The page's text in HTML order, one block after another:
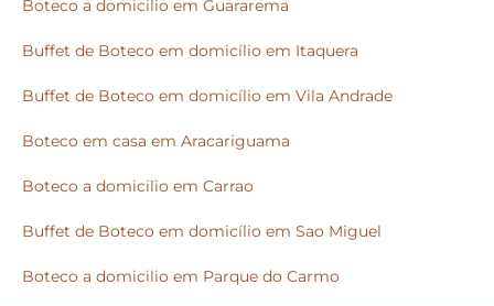
Boteco a domicilio em Guararema
Buffet de Boteco em domicílio em Itaquera
Buffet de Boteco em domicílio em Vila Andrade
Boteco em casa em Aracariguama
Boteco a domicilio em Carrao
Buffet de Boteco em domicílio em Sao Miguel
Boteco a domicilio em Parque do Carmo